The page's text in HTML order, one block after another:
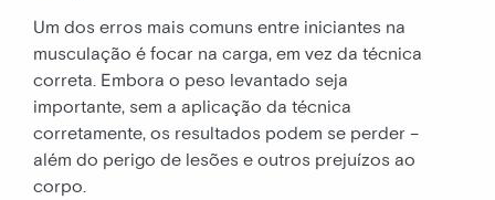
Um dos erros mais comuns entre iniciantes na
musculação é focar na carga, em vez da técnica
correta. Embora o peso levantado seja
importante, sem a aplicação da técnica
corretamente, os resultados podem se perder –
além do perigo de lesões e outros prejuízos ao
corpo.